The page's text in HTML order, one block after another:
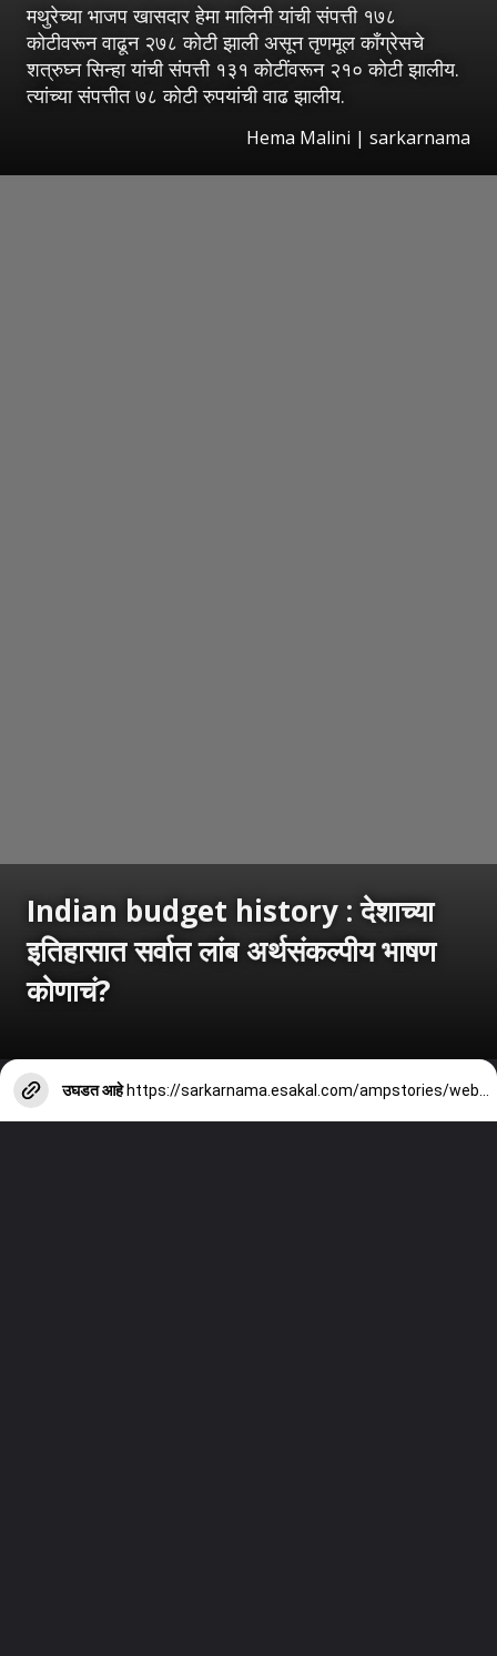
मथुरेच्या भाजप खासदार हेमा मालिनी यांची संपत्ती १७८
कोटीवरून वाढून २७८ कोटी झाली असून तृणमूल काँग्रेसचे
शत्रुघ्न सिन्हा यांची संपत्ती १३१ कोटींवरून २१० कोटी झालीय.
त्यांच्या संपत्तीत ७८ कोटी रुपयांची वाढ झालीय.
Hema Malini | sarkarnama
Indian budget history : देशाच्या
इतिहासात सर्वात लांब अर्थसंकल्पीय भाषण
कोणाचं?
उघडत आहे https://sarkarnama.esakal.com/ampstories/web-stories/february-2026-union-budget-longest-budget-speech-nirmala-sitharaman-2020-pp82